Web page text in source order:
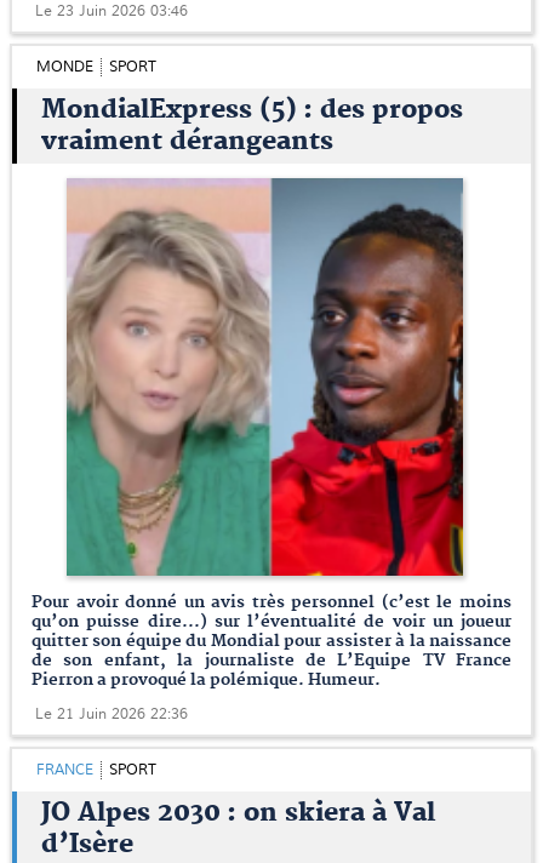
Le 23 Juin 2026 03:46
MONDE SPORT
MondialExpress (5) : des propos
vraiment dérangeants
Pour avoir donné un avis très personnel (c’est le moins
qu’on puisse dire...) sur l’éventualité de voir un joueur
quitter son équipe du Mondial pour assister à la naissance
de son enfant, la journaliste de L’Equipe TV France
Pierron a provoqué la polémique. Humeur.
Le 21 Juin 2026 22:36
FRANCE SPORT
JO Alpes 2030 : on skiera à Val
d’Isère